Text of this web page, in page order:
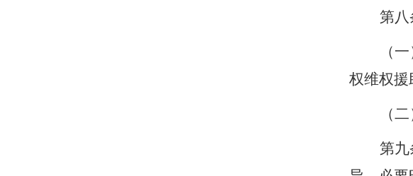
第八
（一
权维权援
（二
第九